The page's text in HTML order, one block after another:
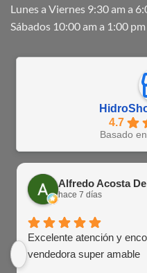
Lunes a Viernes 9:30 am a
Sábados 10:00 am a 1:00 pm
4.7
Basado
Alfredo Acosta
hace 7 días
Excelente atención y
vendedora super amable